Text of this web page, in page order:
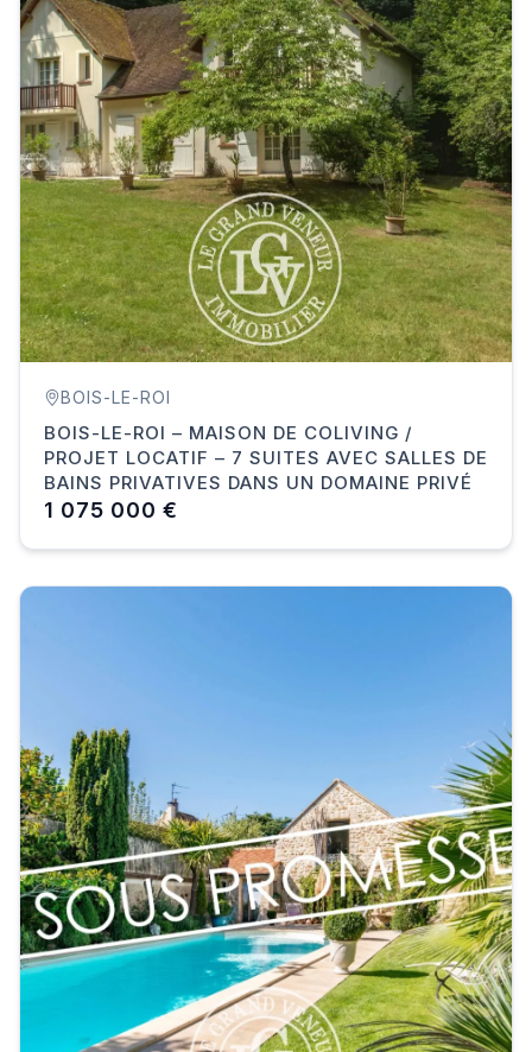
BOIS-LE-ROI
BOIS-LE-ROI – MAISON DE COLIVING /
PROJET LOCATIF – 7 SUITES AVEC SALLES DE
BAINS PRIVATIVES DANS UN DOMAINE PRIVÉ
1 075 000 €